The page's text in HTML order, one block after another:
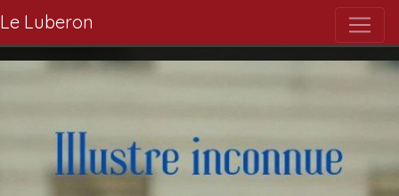
Le Luberon